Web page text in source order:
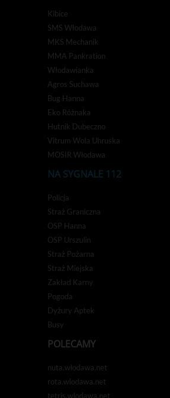
Kibice
SMS Włodawa
MKS Mechanik
MMA Pankration
Włodawianka
Agros Suchawa
Bug Hanna
Eko Różnaka
Hutnik Dubeczno
Vitrum Wola Uhruska
MOSIR Włodawa
NA SYGNALE 112
Policja
Straż Graniczna
OSP Hanna
OSP Urszulin
Straż Pożarna
Straż Miejska
Zakład Karny
Pogoda
Dyżury Aptek
Busy
POLECAMY
nuta.wlodawa.net
rota.wlodawa.net
tetris.wlodawa.net